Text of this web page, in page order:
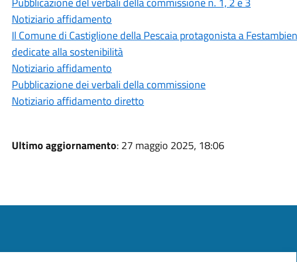
Notiziario affidamento
Il Comune di Castiglione della Pescaia protagonista a
dedicate alla sostenibilità
Notiziario affidamento
Pubblicazione dei verbali della commissione
Notiziario affidamento diretto
Ultimo aggiornamento: 27 maggio 2025, 18:06